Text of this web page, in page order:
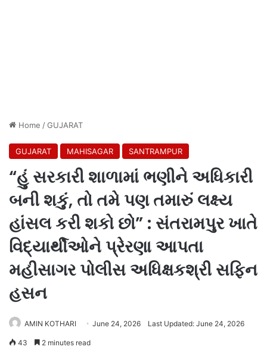
Home /GUJARAT
GUJARAT MAHISAGAR SANTRAMPUR
“હું સરકારી શાળામાં ભણીને અધિકારી
બની શકું, તો તમે પણ તમારું લક્ષ્ય
હાંસલ કરી શકો છો” : સંતરામપુર ખાતે
વિદ્યાર્થીઓને પ્રેરણા આપતા
મહીસાગર પોલીસ અધિક્ષકશ્રી સફિન
હસન
AMIN KOTHARI June 24, 2026 Last Updated: June 24, 2026
43 2 minutes read